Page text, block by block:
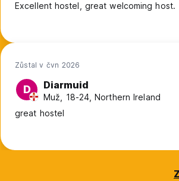
Excellent hostel, great welcoming host.
Zůstal v čvn 2026
D Diarmuid
Muž, 18-24, Northern Ireland
great hostel